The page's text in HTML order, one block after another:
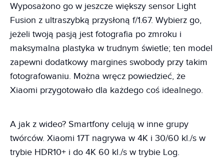
Wyposażono go w jeszcze większy sensor Light
Fusion z ultraszybką przysłoną f/1.67. Wybierz go,
jeżeli twoją pasją jest fotografia po zmroku i
maksymalna plastyka w trudnym świetle; ten model
zapewni dodatkowy margines swobody przy takim
fotografowaniu. Można wręcz powiedzieć, że
Xiaomi przygotowało dla każdego coś idealnego.
A jak z wideo? Smartfony celują w inne grupy
twórców. Xiaomi 17T nagrywa w 4K i 30/60 kl./s w
trybie HDR10+ i do 4K 60 kl./s w trybie Log.